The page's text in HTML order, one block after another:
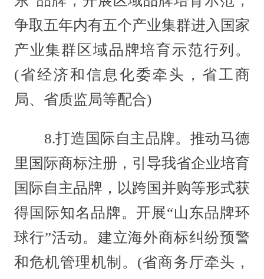
争取五年内有五个产业集群进入国家
产业集群区域品牌培育示范行列。
(省经济和信息化委牵头，省工商
局、省质监局等配合)
8.打造国际自主品牌。推动马德
里国际商标注册，引导我省企业培育
国际自主品牌，以跨国并购等形式获
得国际知名品牌。开展“山东品牌环
球行”活动。建立海外商标纠纷预警
和危机管理机制。(省商务厅牵头，